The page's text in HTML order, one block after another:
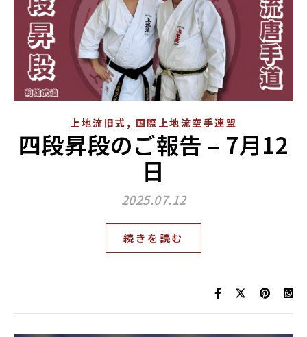
上地流旧式 , 国際上地流空手連盟
四段昇段のご報告 – 7月12
日
2025.07.12
続きを読む